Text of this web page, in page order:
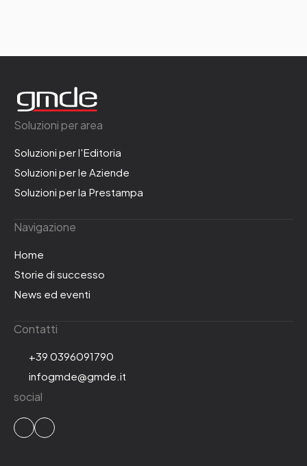
Soluzioni per area
Soluzioni per l'Editoria
Soluzioni per le Aziende
Soluzioni per la Prestampa
Navigazione
Home
Storie di successo
News ed eventi
Contatti
+39 0396091790
infogmde@gmde.it
social